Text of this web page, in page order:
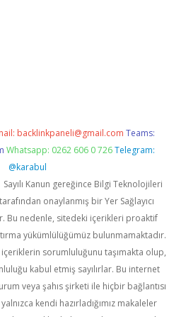
backlinkpaneli@gmail.com Teams:
Whatsapp: 0262 606 0 726 Telegram:
@karabul
Sayılı Kanun gereğince Bilgi Teknolojileri
onaylanmış bir Yer Sağlayıcı
Bu nedenle, sitedeki içerikleri proaktif
yükümlülüğümüz bulunmamaktadır.
içeriklerin sorumluluğunu taşımakta olup,
kabul etmiş sayılırlar. Bu internet
veya şahıs şirketi ile hiçbir bağlantısı
kendi hazırladığımız makaleler